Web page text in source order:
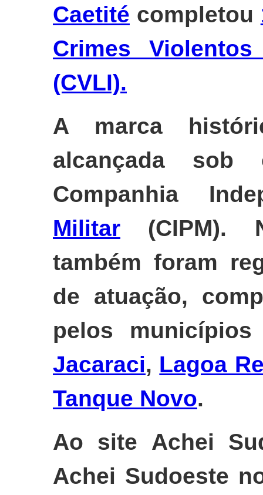
Caetité completou
Crimes
(CVLI).
A marca
alcançada
Companhia
Militar (CIPM).
também foram
de atuação,
pelos
Jacaraci, Lagoa
Tanque Novo.
Ao site Achei
Achei Sudoeste